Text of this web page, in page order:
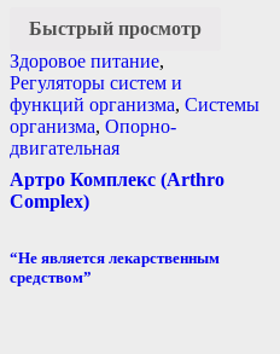
Быстрый просмотр
Здоровое питание,
Регуляторы систем и
функций организма, Системы
организма, Опорно-
двигательная
Артро Комплекс (Arthro
Complex)
“Не является лекарственным
средством”